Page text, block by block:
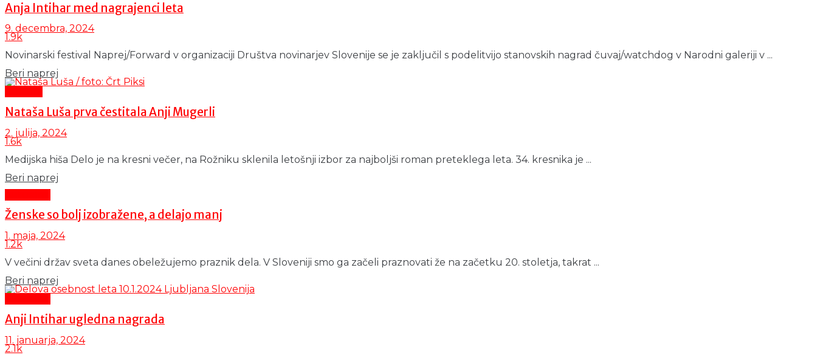
Anja Intihar med nagrajenci leta
9. decembra, 2024
1.9k
Novinarski festival Naprej/Forward v organizaciji Društva novinarjev Slovenije se je zaključil s podelitvijo stanovskih nagrad čuvaj/watchdog v Narodni galeriji v ...
Beri naprej
Nataša Luša prva čestitala Anji Mugerli
2. julija, 2024
1.6k
Medijska hiša Delo je na kresni večer, na Rožniku sklenila letošnji izbor za najboljši roman preteklega leta. 34. kresnika je ...
Beri naprej
Ženske so bolj izobražene, a delajo manj
1. maja, 2024
1.2k
V večini držav sveta danes obeležujemo praznik dela. V Sloveniji smo ga začeli praznovati že na začetku 20. stoletja, takrat ...
Beri naprej
Anji Intihar ugledna nagrada
11. januarja, 2024
2.1k